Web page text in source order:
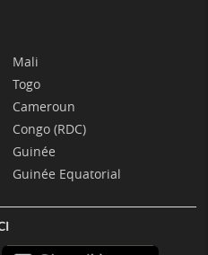
Mali
Togo
Cameroun
Congo (RDC)
Guinée
Guinée Equatorial